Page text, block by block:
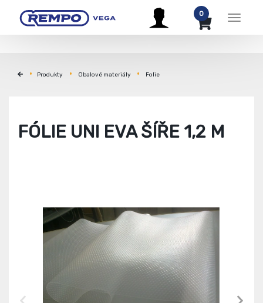
Menu
0
Produkty Obalové materiály Folie
FÓLIE UNI EVA ŠÍŘE 1,2 M